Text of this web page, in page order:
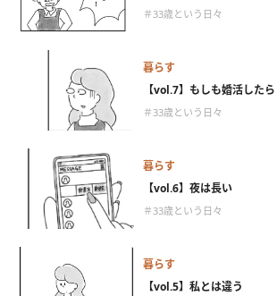
＃33歳という日々
暮らす
【vol.7】もしも婚活したら
＃33歳という日々
暮らす
【vol.6】夜は長い
＃33歳という日々
暮らす
【vol.5】私とは違う